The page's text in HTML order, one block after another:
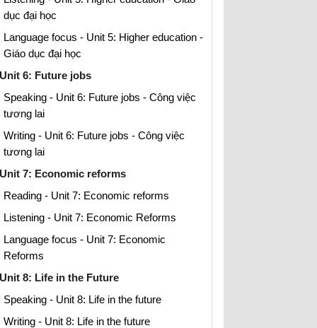
dục đại học
Language focus - Unit 5: Higher education -
Giáo dục đại học
Unit 6: Future jobs
Speaking - Unit 6: Future jobs - Công việc
tương lai
Writing - Unit 6: Future jobs - Công việc
tương lai
Unit 7: Economic reforms
Reading - Unit 7: Economic reforms
Listening - Unit 7: Economic Reforms
Language focus - Unit 7: Economic
Reforms
Unit 8: Life in the Future
Speaking - Unit 8: Life in the future
Writing - Unit 8: Life in the future